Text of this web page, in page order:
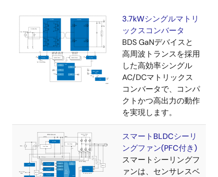
3.7kWシングルマトリ
ックスコンバータ
BDS GaNデバイスと
高周波トランスを採用
した高効率シングル
AC/DCマトリックス
コンバータで、コンパ
クトかつ高出力の動作
を実現します。
スマートBLDCシーリ
ングファン(PFC付き)
スマートシーリングフ
ァンは、センサレスベ